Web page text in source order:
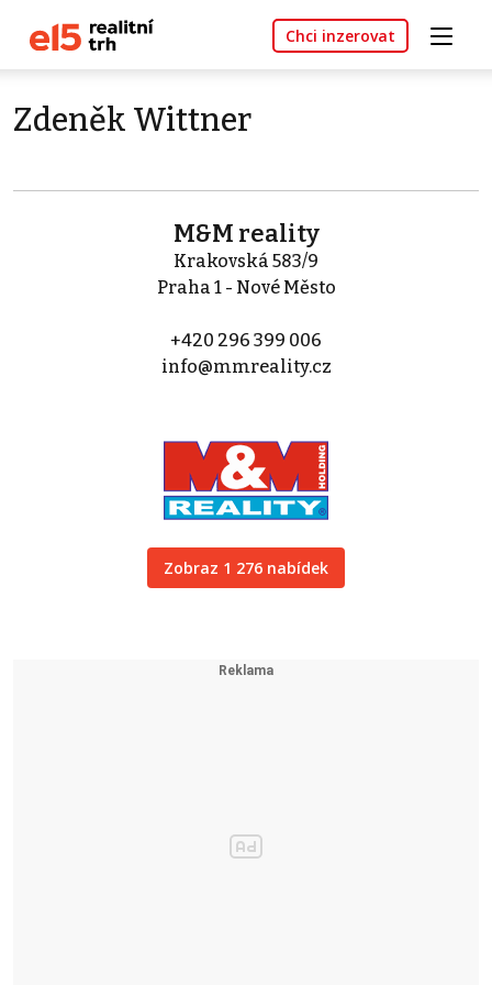
Chci inzerovat
Zdeněk Wittner
M&M reality
Krakovská 583/9
Praha 1 - Nové Město
+420 296 399 006
info@mmreality.cz
Zobraz 1 276 nabídek